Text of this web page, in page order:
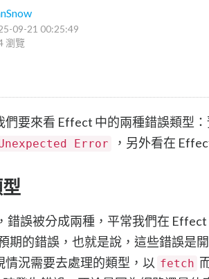
09-21 00:25:49
瀏覽
們要來看 Effect 中的兩種錯誤類型
Error ，另外看在
錯誤被分成兩種，平常我們在 Effect
期的錯誤，也就是說，這些錯誤是
情況需要去處理的類型，以 fetch